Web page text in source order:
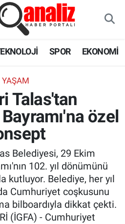
SPOR EKONOMİ
YAŞAM
Talas'tan
özel
Belediyesi, 29 Ekim
102. yıl dönümünü
kutluyor. Belediye, her yıl
Cumhuriyet coşkusunu
bilboardıyla dikkat çekti.
(İGFA) - Cumhuriyet
ve Fikstür